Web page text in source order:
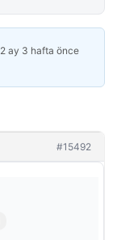
2 ay 3 hafta önce
#15492